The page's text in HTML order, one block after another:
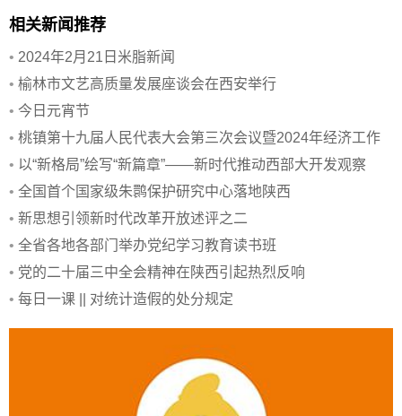
相关新闻推荐
• 2024年2月21日米脂新闻
• 榆林市文艺高质量发展座谈会在西安举行
• 今日元宵节
• 桃镇第十九届人民代表大会第三次会议暨2024年经济工作
会议召开
• 以“新格局”绘写“新篇章”——新时代推动西部大开发观察
• 全国首个国家级朱鹮保护研究中心落地陕西
• 新思想引领新时代改革开放述评之二
• 全省各地各部门举办党纪学习教育读书班
• 党的二十届三中全会精神在陕西引起热烈反响
• 每日一课 || 对统计造假的处分规定